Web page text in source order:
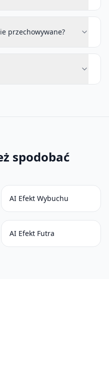
przechowywane?
spodobać
AI Efekt Wybuchu
AI Efekt Futra